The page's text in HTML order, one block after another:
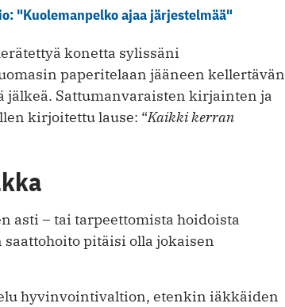
"Kuolemanpelko ajaa järjestelmää"
konetta sylissäni
paperitelaan jääneen kellertävän
jälkeä. Sattumanvaraisten kirjainten ja
kirjoitettu lause: “Kaikki kerran
asti – tai tarpeettomista hoidoista
pitäisi olla jokaisen
hyvinvointivaltion, etenkin iäkkäiden